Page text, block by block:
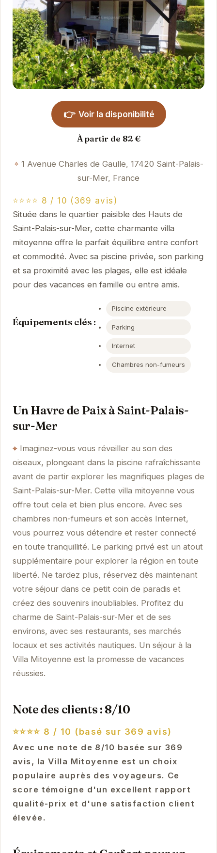
👉 Voir la disponibilité
À partir de 82 €
1 Avenue Charles de Gaulle, 17420 Saint-Palais-
sur-Mer, France
⭐⭐⭐⭐ 8 / 10 (369 avis)
Située dans le quartier paisible des Hauts de
Saint-Palais-sur-Mer, cette charmante villa
mitoyenne offre le parfait équilibre entre confort
et commodité. Avec sa piscine privée, son parking
et sa proximité avec les plages, elle est idéale
pour des vacances en famille ou entre amis.
Équipements clés :
Piscine extérieure
Parking
Internet
Chambres non-fumeurs
Un Havre de Paix à Saint-Palais-
sur-Mer
Imaginez-vous vous réveiller au son des
oiseaux, plongeant dans la piscine rafraîchissante
avant de partir explorer les magnifiques plages de
Saint-Palais-sur-Mer. Cette villa mitoyenne vous
offre tout cela et bien plus encore. Avec ses
chambres non-fumeurs et son accès Internet,
vous pourrez vous détendre et rester connecté
en toute tranquillité. Le parking privé est un atout
supplémentaire pour explorer la région en toute
liberté. Ne tardez plus, réservez dès maintenant
votre séjour dans ce petit coin de paradis et
créez des souvenirs inoubliables. Profitez du
charme de Saint-Palais-sur-Mer et de ses
environs, avec ses restaurants, ses marchés
locaux et ses activités nautiques. Un séjour à la
Villa Mitoyenne est la promesse de vacances
réussies.
Note des clients : 8/10
⭐⭐⭐⭐ 8 / 10 (basé sur 369 avis)
Avec une note de 8/10 basée sur 369
avis, la Villa Mitoyenne est un choix
populaire auprès des voyageurs. Ce
score témoigne d'un excellent rapport
qualité-prix et d'une satisfaction client
élevée.